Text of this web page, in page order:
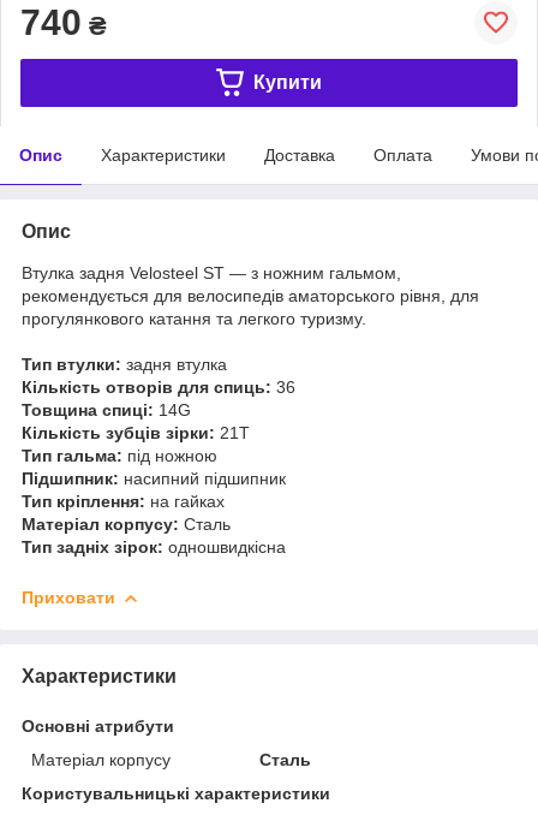
740 ₴
Купити
Опис Характеристики Доставка Оплата Умови
Опис
Втулка задня Velosteel ST — з ножним гальмом,
рекомендується для велосипедів аматорського рівня, для
прогулянкового катання та легкого туризму.
Тип втулки: задня втулка
Кількість отворів для спиць: 36
Товщина спиці: 14G
Кількість зубців зірки: 21Т
Тип гальма: під ножною
Підшипник: насипний підшипник
Тип кріплення: на гайках
Матеріал корпусу: Сталь
Тип задніх зірок: одношвидкісна
Приховати
Характеристики
Основні атрибути
Матеріал корпусу
Сталь
Користувальницькі характеристики